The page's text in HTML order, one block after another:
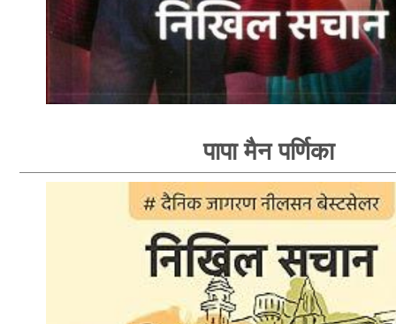
पापा मैन पर्णिका